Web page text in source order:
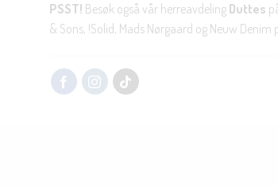
PSST! Besøk også vår herreavdeling Duttes
& Sons, !Solid, Mads Nørgaard og Neuw Denim